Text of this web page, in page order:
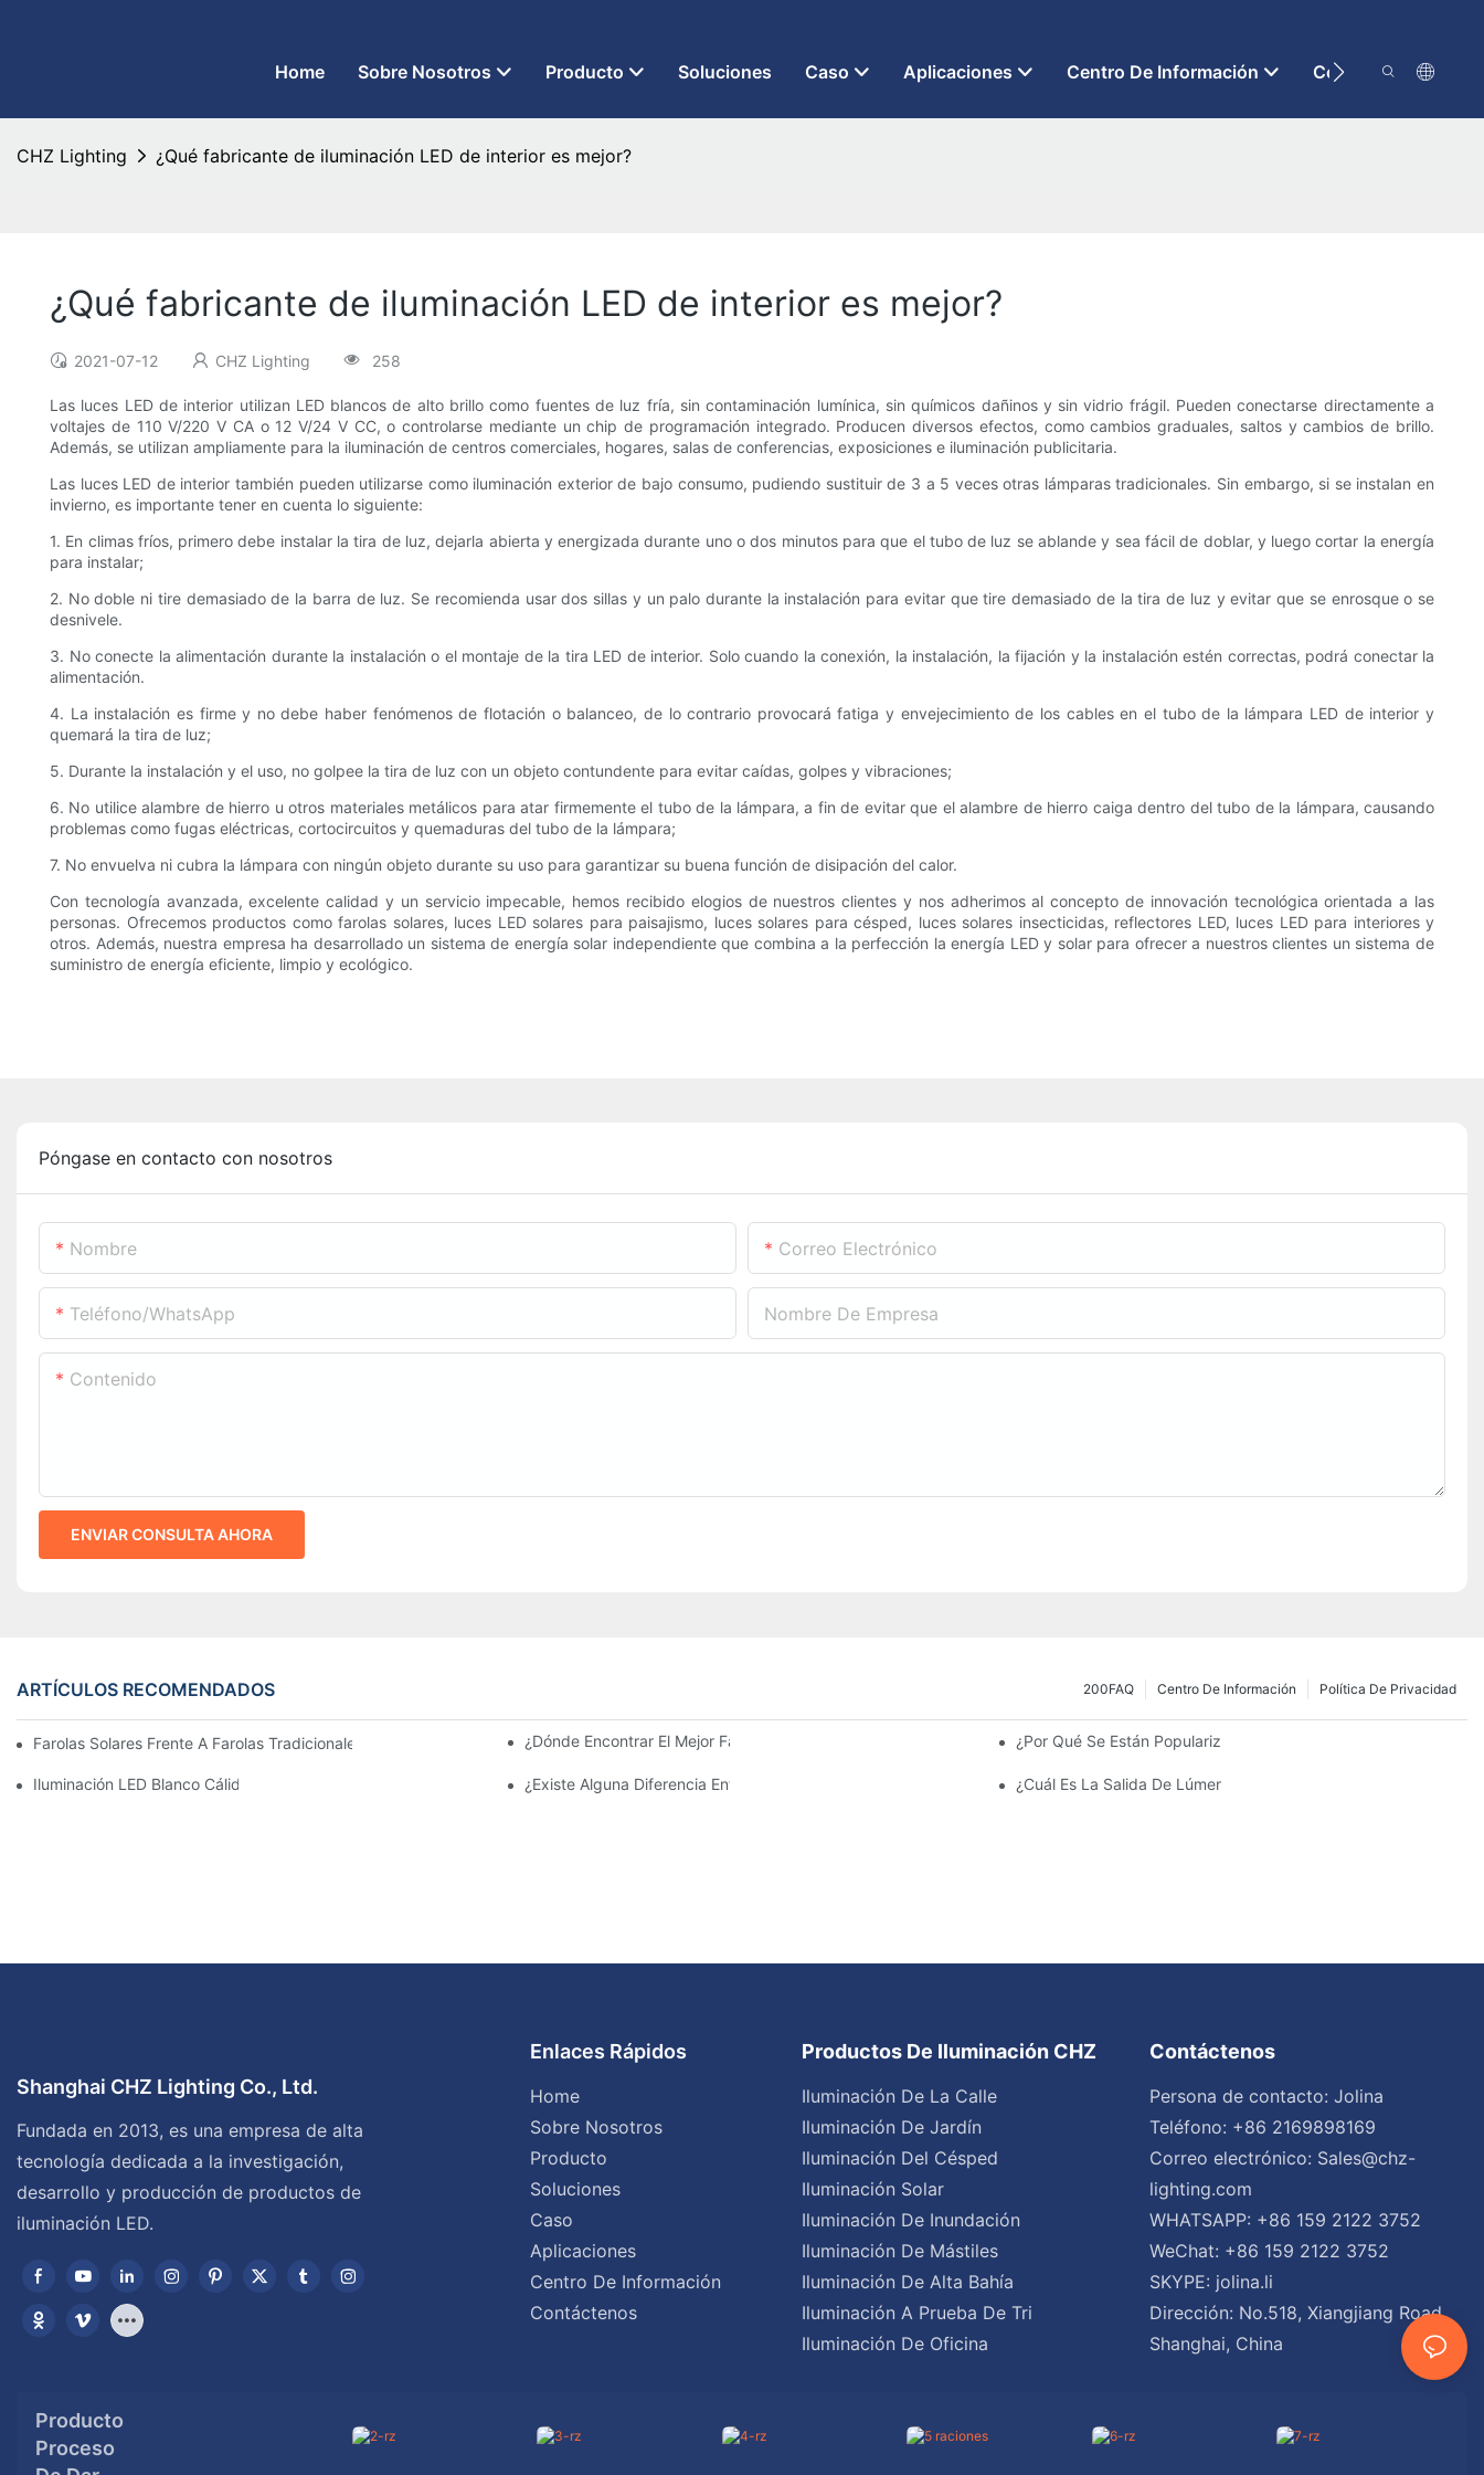
Home Sobre Nosotros Producto Soluciones Caso Aplicaciones Centro De Información Contáctenos
CHZ Lighting ¿Qué fabricante de iluminación LED de interior es mejor?
¿Qué fabricante de iluminación LED de interior es mejor?
2021-07-12 CHZ Lighting 258
Las luces LED de interior utilizan LED blancos de alto brillo como fuentes de luz fría, sin contaminación lumínica, sin químicos dañinos y sin vidrio frágil. Pueden conectarse directamente a
voltajes de 110 V/220 V CA o 12 V/24 V CC, o controlarse mediante un chip de programación integrado. Producen diversos efectos, como cambios graduales, saltos y cambios de brillo.
Además, se utilizan ampliamente para la iluminación de centros comerciales, hogares, salas de conferencias, exposiciones e iluminación publicitaria.
Las luces LED de interior también pueden utilizarse como iluminación exterior de bajo consumo, pudiendo sustituir de 3 a 5 veces otras lámparas tradicionales. Sin embargo, si se instalan en
invierno, es importante tener en cuenta lo siguiente:
1. En climas fríos, primero debe instalar la tira de luz, dejarla abierta y energizada durante uno o dos minutos para que el tubo de luz se ablande y sea fácil de doblar, y luego cortar la energía
para instalar;
2. No doble ni tire demasiado de la barra de luz. Se recomienda usar dos sillas y un palo durante la instalación para evitar que tire demasiado de la tira de luz y evitar que se enrosque o se
desnivele.
3. No conecte la alimentación durante la instalación o el montaje de la tira LED de interior. Solo cuando la conexión, la instalación, la fijación y la instalación estén correctas, podrá conectar la
alimentación.
4. La instalación es firme y no debe haber fenómenos de flotación o balanceo, de lo contrario provocará fatiga y envejecimiento de los cables en el tubo de la lámpara LED de interior y
quemará la tira de luz;
5. Durante la instalación y el uso, no golpee la tira de luz con un objeto contundente para evitar caídas, golpes y vibraciones;
6. No utilice alambre de hierro u otros materiales metálicos para atar firmemente el tubo de la lámpara, a fin de evitar que el alambre de hierro caiga dentro del tubo de la lámpara, causando
problemas como fugas eléctricas, cortocircuitos y quemaduras del tubo de la lámpara;
7. No envuelva ni cubra la lámpara con ningún objeto durante su uso para garantizar su buena función de disipación del calor.
Con tecnología avanzada, excelente calidad y un servicio impecable, hemos recibido elogios de nuestros clientes y nos adherimos al concepto de innovación tecnológica orientada a las
personas. Ofrecemos productos como farolas solares, luces LED solares para paisajismo, luces solares para césped, luces solares insecticidas, reflectores LED, luces LED para interiores y
otros. Además, nuestra empresa ha desarrollado un sistema de energía solar independiente que combina a la perfección la energía LED y solar para ofrecer a nuestros clientes un sistema de
suministro de energía eficiente, limpio y ecológico.
Póngase en contacto con nosotros
Nombre Correo Electrónico
Teléfono/WhatsApp Nombre De Empresa
Contenido
ENVIAR CONSULTA AHORA
ARTÍCULOS RECOMENDADOS Política De Privacidad
Centro De Información
200FAQ
Farolas Solares Frente A Farolas Tradicionales: Coste, Retorno De La Inversión Y Eficiencia.¿Dónde Encontrar El Mejor Fabricante De Farolas Solares? ¿Por Qué Se Están Popularizando Las Farolas Solares?
Iluminación LED Blanco Cálido Vs. Blanco Suave ¿Existe Alguna Diferencia Entre Las Luces Del Área De Estacionamiento Y Las Luces Del Estacionamiento?
¿Cuál Es La Salida De Lúmenes Ideal Para Un Estacionamiento
Shanghai CHZ Lighting Co., Ltd.
Fundada en 2013, es una empresa de alta
tecnología dedicada a la investigación,
desarrollo y producción de productos de
iluminación LED.
Enlaces Rápidos
Home
Sobre Nosotros
Producto
Soluciones
Caso
Aplicaciones
Centro De Información
Contáctenos
Productos De Iluminación CHZ
Iluminación De La Calle
Iluminación De Jardín
Iluminación Del Césped
Iluminación Solar
Iluminación De Inundación
Iluminación De Mástiles
Iluminación De Alta Bahía
Iluminación A Prueba De Tri
Iluminación De Oficina
Contáctenos
Persona de contacto: Jolina
Teléfono: +86 2169898169
Correo electrónico: Sales@chz-
lighting.com
WHATSAPP: +86 159 2122 3752
WeChat: +86 159 2122 3752
SKYPE: jolina.li
Dirección: No.518, Xiangjiang Road,
Shanghai, China
Producto
Proceso